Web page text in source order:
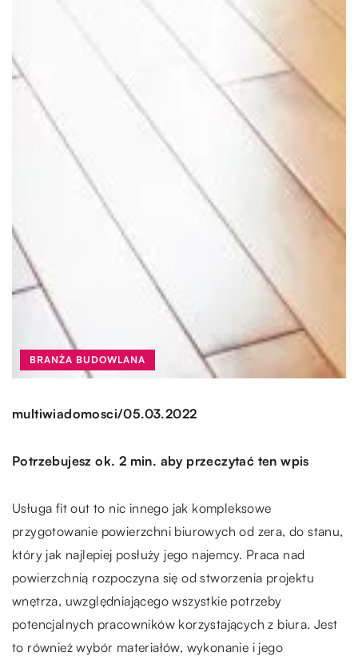
BRANŻA BUDOWLANA
multiwiadomosci/05.03.2022
Potrzebujesz ok. 2 min. aby przeczytać ten wpis
Usługa fit out to nic innego jak kompleksowe
przygotowanie powierzchni biurowych od zera, do stanu,
który jak najlepiej posłuży jego najemcy. Praca nad
powierzchnią rozpoczyna się od stworzenia projektu
wnętrza, uwzględniającego wszystkie potrzeby
potencjalnych pracowników korzystających z biura. Jest
to również wybór materiałów, wykonanie i jego